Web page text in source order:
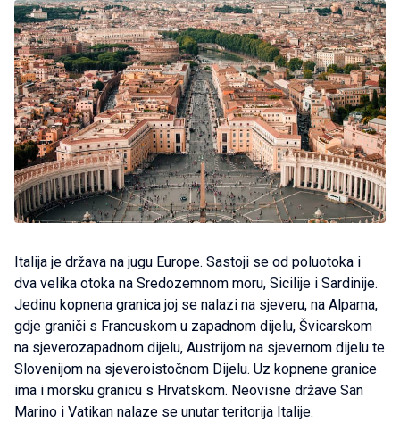
Italija je država na jugu Europe. Sastoji se od poluotoka i
dva velika otoka na Sredozemnom moru, Sicilije i Sardinije.
Jedinu kopnena granica joj se nalazi na sjeveru, na Alpama,
gdje graniči s Francuskom u zapadnom dijelu, Švicarskom
na sjeverozapadnom dijelu, Austrijom na sjevernom dijelu te
Slovenijom na sjeveroistočnom Dijelu. Uz kopnene granice
ima i morsku granicu s Hrvatskom. Neovisne države San
Marino i Vatikan nalaze se unutar teritorija Italije.